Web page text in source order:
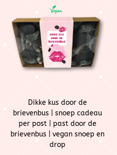
Dikke kus door de
brievenbus | snoep cadeau
per post | past door de
brievenbus | vegan snoep en
drop